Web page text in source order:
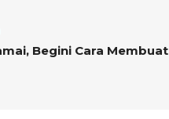
Begini Cara